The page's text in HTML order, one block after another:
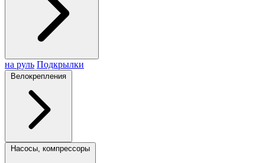
на руль Подкрылки
Велокрепления
Насосы, компрессоры